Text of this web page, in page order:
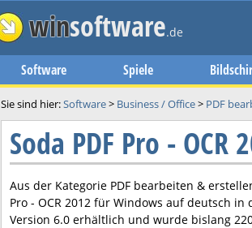
winsoftware.de
Software Spiele
Sie sind hier:Software> Business / Office> PDF
Soda PDF Pro - OCR
Aus der Kategorie PDF bearbeiten &
Pro - OCR 2012 für Windows auf deutsch in
Version 6.0 erhältlich und wurde bislang